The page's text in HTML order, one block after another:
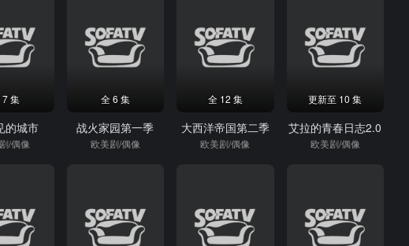
7 集
的城市
/偶像
全 6 集
战火家园第一季
欧美剧/偶像
全 12 集
大西洋帝国第二季
欧美剧/偶像
更新至 10 集
艾拉的青春日志2.0
欧美剧/偶像